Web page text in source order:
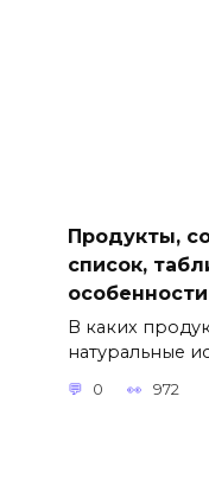
Продукты,
список,
особенности
В каких
натуральные
0 972